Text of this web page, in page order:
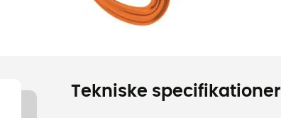
Tekniske specifikationer